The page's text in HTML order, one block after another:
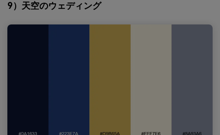
9）天空のウェディング